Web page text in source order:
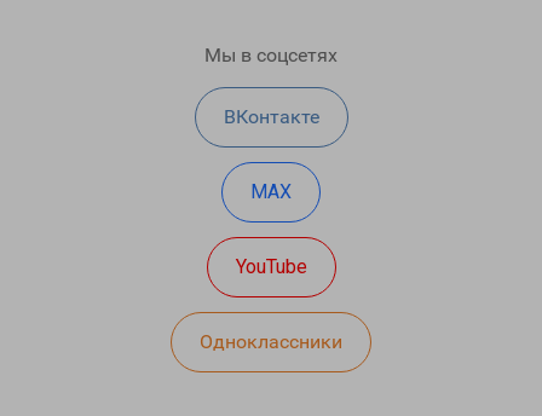
Мы в соцсетях
ВКонтакте
MAX
YouTube
Одноклассники